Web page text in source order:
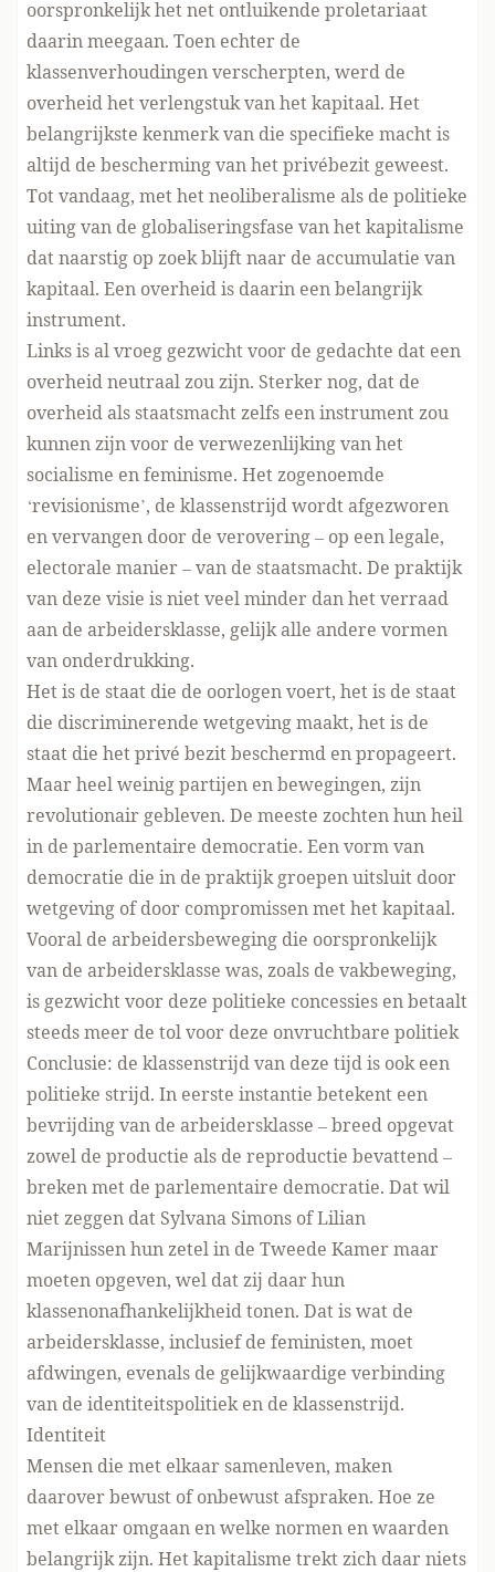
oorspronkelijk het net ontluikende proletariaat
daarin meegaan. Toen echter de
klassenverhoudingen verscherpten, werd de
overheid het verlengstuk van het kapitaal. Het
belangrijkste kenmerk van die specifieke macht is
altijd de bescherming van het privébezit geweest.
Tot vandaag, met het neoliberalisme als de politieke
uiting van de globaliseringsfase van het kapitalisme
dat naarstig op zoek blijft naar de accumulatie van
kapitaal. Een overheid is daarin een belangrijk
instrument.
Links is al vroeg gezwicht voor de gedachte dat een
overheid neutraal zou zijn. Sterker nog, dat de
overheid als staatsmacht zelfs een instrument zou
kunnen zijn voor de verwezenlijking van het
socialisme en feminisme. Het zogenoemde
‘revisionisme’, de klassenstrijd wordt afgezworen
en vervangen door de verovering – op een legale,
electorale manier – van de staatsmacht. De praktijk
van deze visie is niet veel minder dan het verraad
aan de arbeidersklasse, gelijk alle andere vormen
van onderdrukking.
Het is de staat die de oorlogen voert, het is de staat
die discriminerende wetgeving maakt, het is de
staat die het privé bezit beschermd en propageert.
Maar heel weinig partijen en bewegingen, zijn
revolutionair gebleven. De meeste zochten hun heil
in de parlementaire democratie. Een vorm van
democratie die in de praktijk groepen uitsluit door
wetgeving of door compromissen met het kapitaal.
Vooral de arbeidersbeweging die oorspronkelijk
van de arbeidersklasse was, zoals de vakbeweging,
is gezwicht voor deze politieke concessies en betaalt
steeds meer de tol voor deze onvruchtbare politiek
Conclusie: de klassenstrijd van deze tijd is ook een
politieke strijd. In eerste instantie betekent een
bevrijding van de arbeidersklasse – breed opgevat
zowel de productie als de reproductie bevattend –
breken met de parlementaire democratie. Dat wil
niet zeggen dat Sylvana Simons of Lilian
Marijnissen hun zetel in de Tweede Kamer maar
moeten opgeven, wel dat zij daar hun
klassenonafhankelijkheid tonen. Dat is wat de
arbeidersklasse, inclusief de feministen, moet
afdwingen, evenals de gelijkwaardige verbinding
van de identiteitspolitiek en de klassenstrijd.
Identiteit
Mensen die met elkaar samenleven, maken
daarover bewust of onbewust afspraken. Hoe ze
met elkaar omgaan en welke normen en waarden
belangrijk zijn. Het kapitalisme trekt zich daar niets